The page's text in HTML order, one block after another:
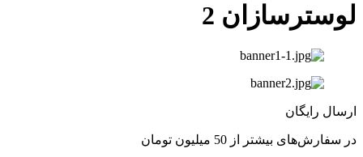
لوسترسازان 2
ارسال رایگان
در سفارش‌های بیشتر از 50 میلیون تومان